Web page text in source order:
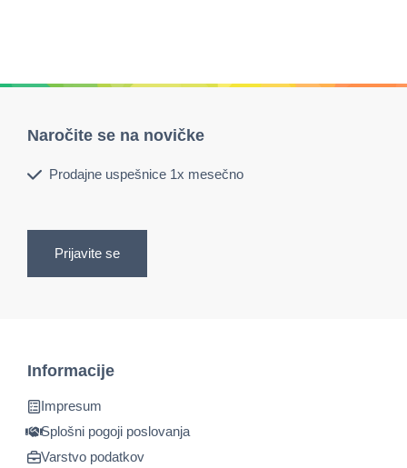
Naročite se na novičke
Prodajne uspešnice 1x mesečno
Prijavite se
Informacije
Impresum
Splošni pogoji poslovanja
Varstvo podatkov